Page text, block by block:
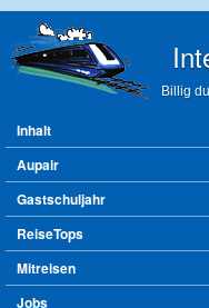
Billig
Hauptmenü
Inhalt
Aupair
Gastschuljahr
ReiseTops
Mitreisen
Jobs